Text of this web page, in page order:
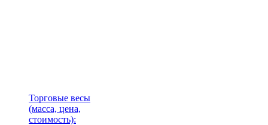
Торговые весы
(масса, цена,
стоимость):